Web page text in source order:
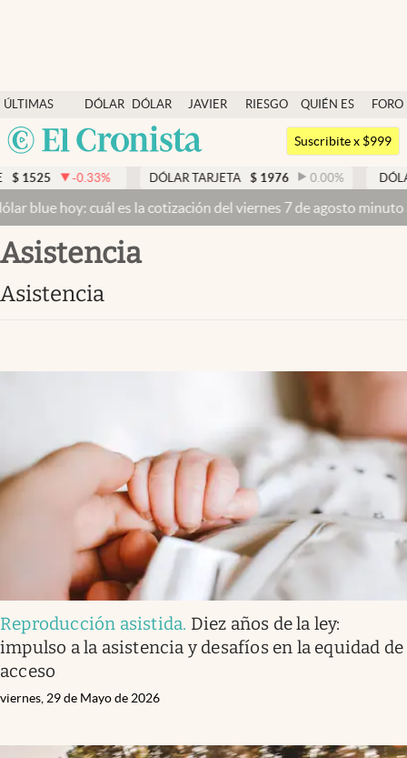
ÚLTIMAS
NOTICIAS
DÓLAR
DÓLAR
BLUE
JAVIER
RIESGO
QUIÉN ES
QUIÉN
FORO
Argentina
México
Dólar
Members
Economía y Política
Finanzas y Mercados
Mercados Online
Clase
Clima
Eventos Corporativos
El Cronista Studio
Mediakit
abre en nueva pestaña
Suscribite x $999
% DÓLAR TARJETA $ 1976 0.00 % DÓLAR MEP
es la cotización del viernes 7 de agosto minuto a minuto
asistencia
asistencia
Reproducción asistida. Diez años de la ley:
impulso a la asistencia y desafíos en la equidad de
acceso
viernes, 29 de Mayo de 2026